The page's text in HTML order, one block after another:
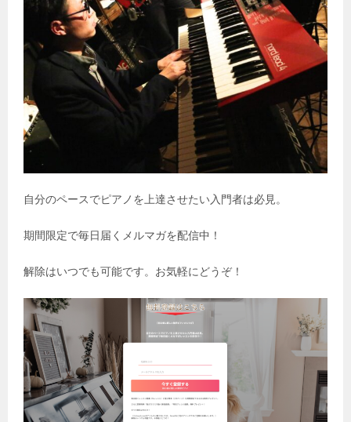
自分のペースでピアノを上達させたい入門者は必見。
期間限定で毎日届くメルマガを配信中！
解除はいつでも可能です。お気軽にどうぞ！